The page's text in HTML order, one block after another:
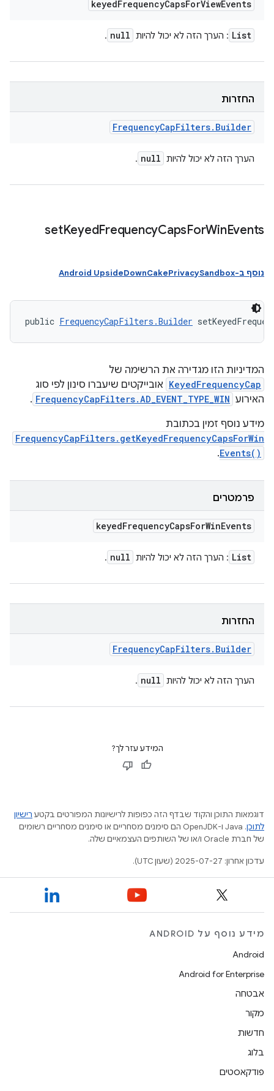
keyedFrequencyCapsForViewEvents
List : הערך הזה לא יכול להיות null
.
החזרות
FrequencyCapFilters. Builder
הערך הזה לא יכול להיות null
.
setKeyedFrequencyCapsForWinEvents
נוסף ב-Android UpsideDownCakePrivacySandbox
public FrequencyCapFilters.Builder
המדיניות הזו מגדירה את הרשימה של
KeyedFrequencyCap אובייקטים שיעברו סינון לפי סוג
האירוע FrequencyCapFilters.AD_EVENT_TYPE_WIN
.
מידע נוסף זמין בכתובת
FrequencyCapFilters.getKeyedFrequencyCapsForWin
Events()
.
פרמטרים
keyedFrequencyCapsForWinEvents
List : הערך הזה לא יכול להיות null
.
החזרות
FrequencyCapFilters. Builder
הערך הזה לא יכול להיות null
.
המידע עזר לך?
דוגמאות התוכן והקוד שבדף הזה כפופות לרישיונות המפורטים בקטע רישיון
לתוכן
.‏ Java ו-OpenJDK הם סימנים מסחריים או סימנים מסחריים רשומים
של חברת Oracle ו/או של השותפים העצמאיים שלה.
עדכון אחרון: 2025-07-27 (שעון UTC).
מידע נוסף על ANDROID
Android
Android for Enterprise
אבטחה
מקור
חדשות
בלוג
פודקאסטים